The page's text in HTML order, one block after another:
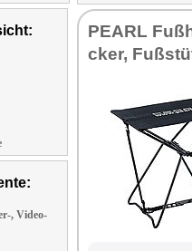
, Video-
PEARL
cker,